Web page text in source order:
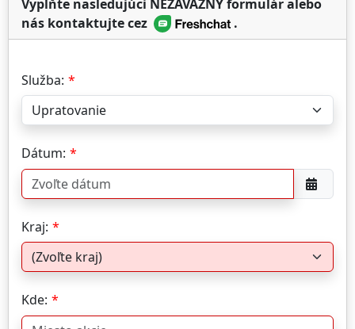
Vyplňte nasledujúci NEZÁVÄZNÝ formulár alebo
nás kontaktujte cez
.
Služba:
Dátum:
Kraj:
Kde: